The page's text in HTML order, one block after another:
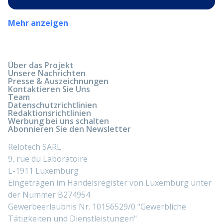
Mehr anzeigen
Über das Projekt
Unsere Nachrichten
Presse & Auszeichnungen
Kontaktieren Sie Uns
Team
Datenschutzrichtlinien
Redaktionsrichtlinien
Werbung bei uns schalten
Abonnieren Sie den Newsletter
Relotech SARL
9, rue du Laboratoire
L-1911 Luxemburg
Eingetragen im Handelsregister von Luxemburg unter
der Nummer B274954
Gewerbeerlaubnis Nr. 10156529/0 "Gewerbliche
Tätigkeiten und Dienstleistungen"